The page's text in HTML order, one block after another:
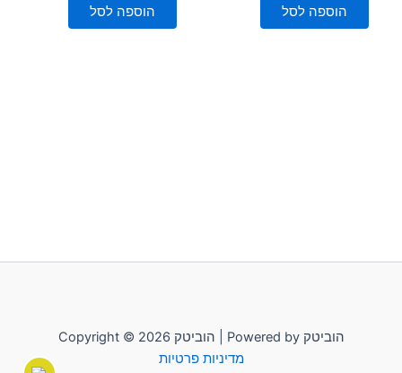
הוספה לסל הוספה לסל
Copyright © 2026 הוביטק | Powered by הוביטק
מדיניות פרטיות